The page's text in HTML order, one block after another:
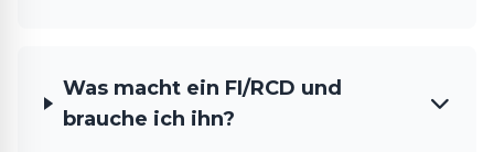
Was macht ein FI/RCD und
brauche ich ihn?